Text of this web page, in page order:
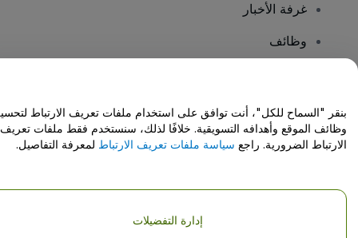
غرفة الأخبار
وظائف
مركز المساعدة / اتصل بنا
حقوق النشر © شركة فياجوجو المحدودة 2026
تفاصيل الشركة
بنقر "السماح للكل"، أنت توافق على استخدام ملفات تعريف الارتباط
وظائف الموقع وأهدافه التسويقية. خلافًا لذلك، سنستخدم فقط ملفات تعريف
الارتباط الضرورية. راجع سياسة ملفات تعريف الارتباط لمعرفة التفاصيل.
إدارة التفضيلات